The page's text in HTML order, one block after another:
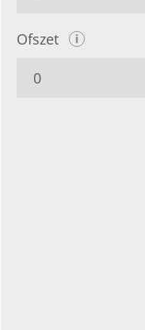
Ofszet